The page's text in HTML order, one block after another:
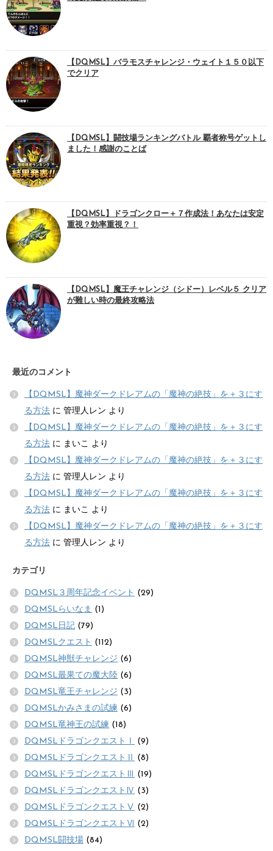
【DQMSL】バラモスチャレンジ・ウェイト１５０以下
でクリア
【DQMSL】闘技場ランキングバトル 覇者称号ゲットし
ました！感謝のことば
【DQMSL】ドラゴンクロー＋７作成法！あなたは安定
重視？効率重視？！
【DQMSL】魔王チャレンジ（シドー）レベル５ クリア
が難しい時の最終攻略法
最近のコメント
【DQMSL】魔神ダークドレアムの「魔神の絶技」を＋３にす
る方法 に 管理人レン より
【DQMSL】魔神ダークドレアムの「魔神の絶技」を＋３にす
る方法 に まいこ より
【DQMSL】魔神ダークドレアムの「魔神の絶技」を＋３にす
る方法 に 管理人レン より
【DQMSL】魔神ダークドレアムの「魔神の絶技」を＋３にす
る方法 に まいこ より
【DQMSL】魔神ダークドレアムの「魔神の絶技」を＋３にす
る方法 に 管理人レン より
カテゴリ
DQMSL３周年記念イベント (29)
DQMSLらいなま (1)
DQMSL日記 (79)
DQMSLクエスト (112)
DQMSL神獣チャレンジ (6)
DQMSL最果ての魔大陸 (6)
DQMSL竜王チャレンジ (3)
DQMSLかみさまの試練 (6)
DQMSL竜神王の試練 (18)
DQMSLドラゴンクエストⅠ
(9)
DQMSLドラゴンクエストⅡ
(8)
DQMSLドラゴンクエストⅢ
(19)
DQMSLドラゴンクエストⅣ (3)
DQMSLドラゴンクエストⅤ (2)
DQMSLドラゴンクエストⅥ (2)
DQMSL闘技場 (84)